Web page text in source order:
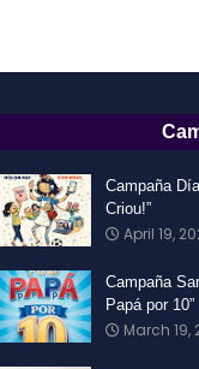
Campaña
Criou!”
April 19,
Campaña
Papá por 10”
March 19,